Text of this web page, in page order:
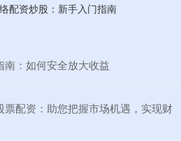
配资炒股：新手入门指南
南：如何安全放大收益
配资：助您把握市场机遇，实现财